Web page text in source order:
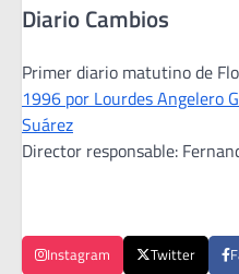
Diario Cambios
Primer diario matutino de
1996 por Lourdes Angelero
Suárez
Director responsable:
Instagram Twitter